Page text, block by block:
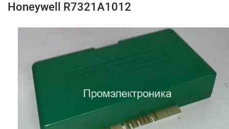
Honeywell R7321A1012